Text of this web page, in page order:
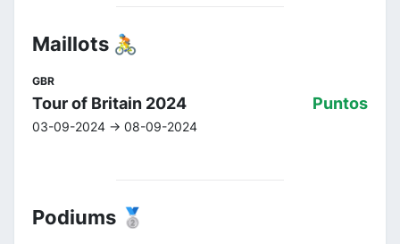
Maillots 🚴
GBR
Tour of Britain 2024
03-09-2024 -> 08-09-2024
Puntos
Podiums 🥈